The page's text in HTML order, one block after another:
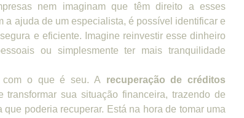
nem imaginam que têm direito a esses
a ajuda de um especialista, é possível identificar e
e eficiente. Imagine reinvestir esse dinheiro
ou simplesmente ter mais tranquilidade
com o que é seu. A recuperação de créditos
transformar sua situação financeira, trazendo de
poderia recuperar. Está na hora de tomar uma